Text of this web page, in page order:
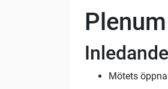
Plenum
Mötets